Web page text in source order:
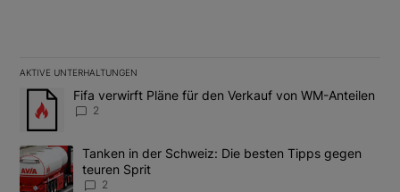
AKTIVE UNTERHALTUNGEN
Das Folgende ist eine Liste der am meisten kommentierten
Ein Trendartikel mit dem Titel "Fifa verwirft Pläne für den
Fifa verwirft Pläne für den Verkauf von WM-Anteilen
2
Ein Trendartikel mit dem Titel "Tanken in der Schweiz: Die
Tanken in der Schweiz: Die besten Tipps gegen
teuren Sprit
2